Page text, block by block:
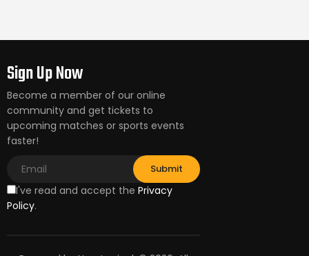
Sign Up Now
Become a member of our online
community and get tickets to
upcoming matches or sports events
faster!
I've read and accept the Privacy
Policy.